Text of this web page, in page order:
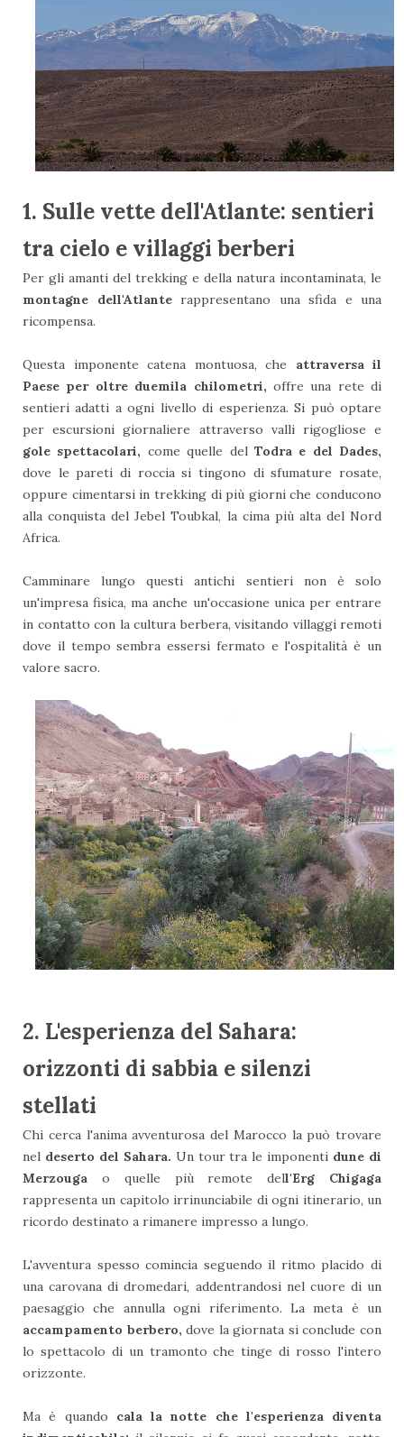
1. Sulle vette dell'Atlante: sentieri
tra cielo e villaggi berberi
Per gli amanti del trekking e della natura incontaminata, le
montagne dell'Atlante rappresentano una sfida e una
ricompensa.
Questa imponente catena montuosa, che attraversa il
Paese per oltre duemila chilometri, offre una rete di
sentieri adatti a ogni livello di esperienza. Si può optare
per escursioni giornaliere attraverso valli rigogliose e
gole spettacolari, come quelle delTodra e del Dades,
dove le pareti di roccia si tingono di sfumature rosate,
oppure cimentarsi in trekking di più giorni che conducono
alla conquista del Jebel Toubkal, la cima più alta del Nord
Africa.
Camminare lungo questi antichi sentieri non è solo
un'impresa fisica, ma anche un'occasione unica per entrare
in contatto con la cultura berbera, visitando villaggi remoti
dove il tempo sembra essersi fermato e l'ospitalità è un
valore sacro.
2. L'esperienza del Sahara:
orizzonti di sabbia e silenzi
stellati
Chi cerca l'anima avventurosa del Marocco la può trovare
nel deserto del Sahara. Un tour tra le imponenti dune di
Merzouga o quelle più remote dell'Erg Chigaga
rappresenta un capitolo irrinunciabile di ogni itinerario, un
ricordo destinato a rimanere impresso a lungo.
L'avventura spesso comincia seguendo il ritmo placido di
una carovana di dromedari, addentrandosi nel cuore di un
paesaggio che annulla ogni riferimento. La meta è un
accampamento berbero, dove la giornata si conclude con
lo spettacolo di un tramonto che tinge di rosso l'intero
orizzonte.
Ma è quando cala la notte che l'esperienza diventa